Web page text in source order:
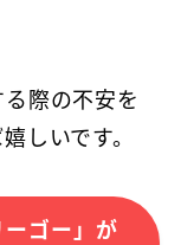
際の不安を
しいです。
ゴー」が